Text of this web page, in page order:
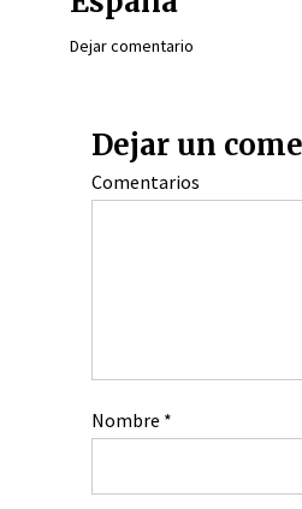
Dejar comentario
Dejar un
Comentarios
Nombre *